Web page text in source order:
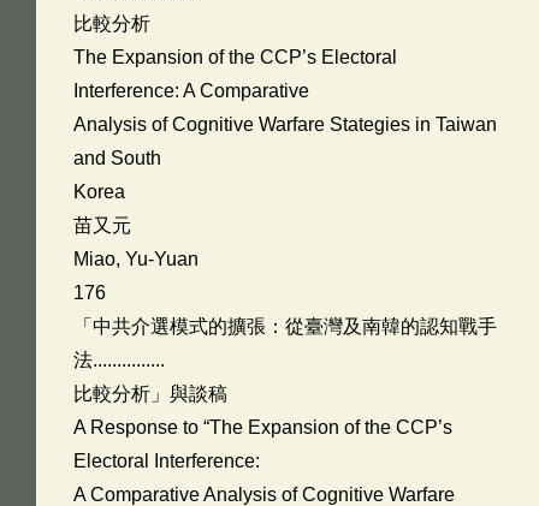
比較分析
The Expansion of the CCP’s Electoral
Interference: A Comparative
Analysis of Cognitive Warfare Stategies in Taiwan
and South
Korea
苗又元
Miao, Yu-Yuan
176
「中共介選模式的擴張：從臺灣及南韓的認知戰手
法...............
比較分析」與談稿
A Response to “The Expansion of the CCP’s
Electoral Interference:
A Comparative Analysis of Cognitive Warfare